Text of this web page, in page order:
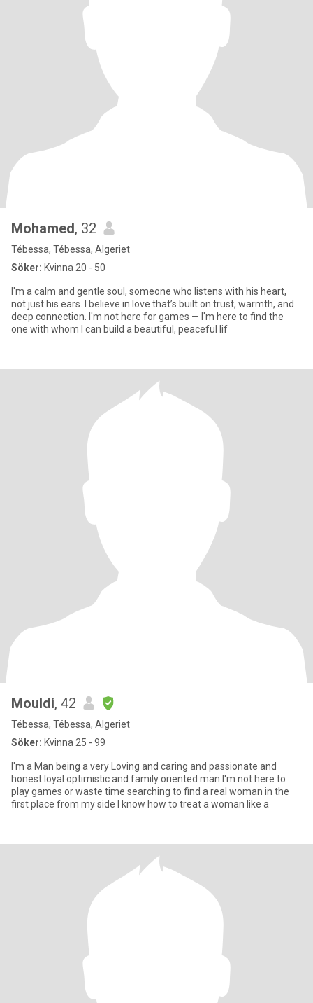
Mohamed, 32
Tébessa, Tébessa, Algeriet
Söker: Kvinna 20 - 50
I'm a calm and gentle soul, someone who listens with his heart,
not just his ears. I believe in love that’s built on trust, warmth, and
deep connection. I'm not here for games — I'm here to find the
one with whom I can build a beautiful, peaceful lif
Mouldi, 42
Tébessa, Tébessa, Algeriet
Söker: Kvinna 25 - 99
I'm a Man being a very Loving and caring and passionate and
honest loyal optimistic and family oriented man I'm not here to
play games or waste time searching to find a real woman in the
first place from my side I know how to treat a woman like a